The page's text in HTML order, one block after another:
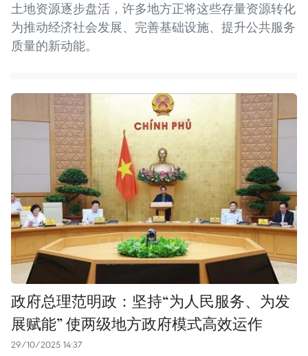
土地资源逐步盘活，许多地方正将这些存量资源转化
为推动经济社会发展、完善基础设施、提升公共服务
质量的新动能。
政府总理范明政：坚持“为人民服务、为发
展赋能” 使两级地方政府模式高效运作
29/10/2025 14:37